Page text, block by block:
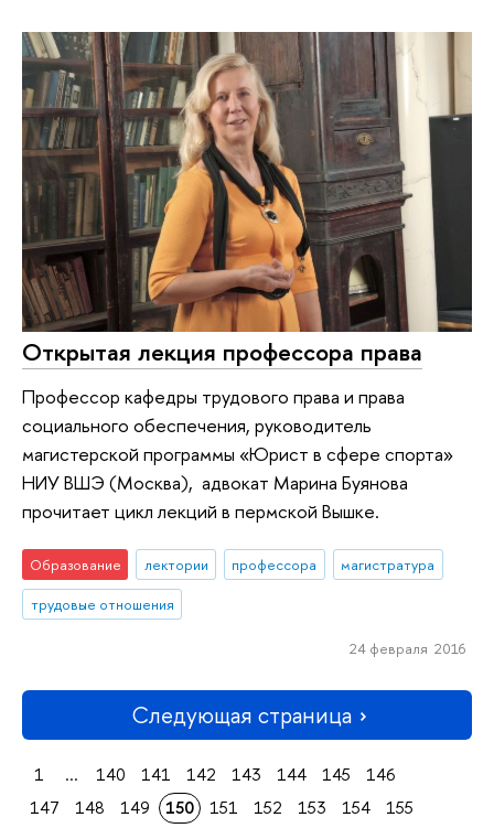
Открытая лекция профессора права
Профессор кафедры трудового права и права
социального обеспечения, руководитель
магистерской программы «Юрист в сфере спорта»
НИУ ВШЭ (Москва), адвокат Марина Буянова
прочитает цикл лекций в пермской Вышке.
Образование лектории профессора
магистратура
трудовые отношения
24 февраля 2016
Следующая страница
1 ... 140 141 142 143 144 145
146
147
148 149 150 151 152 153 154
155